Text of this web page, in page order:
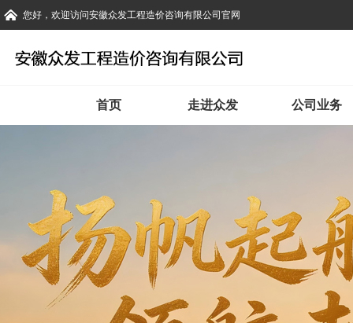
您好，欢迎访问安徽众发工程造价咨询有限公司官网
首页 走进众发 公司业务